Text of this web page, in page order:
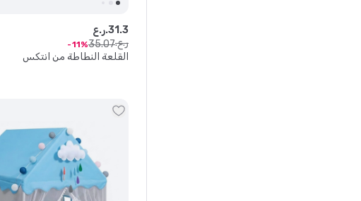
القلعة النطاطة من انتكس
ر.ع.31 .3
ر.ع.
35.07
11